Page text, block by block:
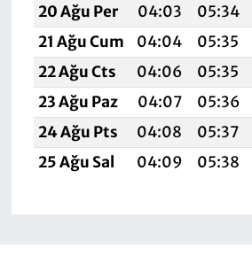
20 Ağu Per
04:03 05:34
21 Ağu Cum
04:04 05:35
22 Ağu Cts
04:06 05:35
23 Ağu Paz
04:07 05:36
24 Ağu Pts
04:08 05:37
25 Ağu Sal
04:09 05:38